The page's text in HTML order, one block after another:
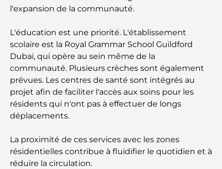
complet pour dépenser intelligemment
Hôpital du DIFC : des soins médicaux de classe
mondiale à Dubaï
Rarest Car in the World: Automotive Legends
Beyond Price
Salles de sport au DIFC : quand le fitness
rencontre le style de vie professionnel
Plateformes de trading aux Émirats arabes unis :
un guide pour les investisseurs modernes
l'expansion de la communauté.
L'éducation est une priorité. L'établissement
scolaire est la Royal Grammar School Guildford
Dubai, qui opère au sein même de la
communauté. Plusieurs crèches sont également
prévues. Les centres de santé sont intégrés au
projet afin de faciliter l'accès aux soins pour les
résidents qui n'ont pas à effectuer de longs
déplacements.
La proximité de ces services avec les zones
résidentielles contribue à fluidifier le quotidien et à
réduire la circulation.